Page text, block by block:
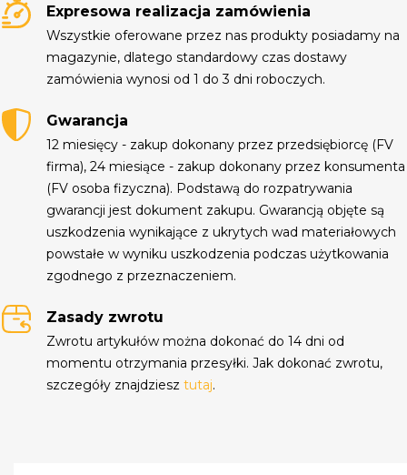
Expresowa realizacja zamówienia
Wszystkie oferowane przez nas produkty posiadamy na
magazynie, dlatego standardowy czas dostawy
zamówienia wynosi od 1 do 3 dni roboczych.
Gwarancja
12 miesięcy - zakup dokonany przez przedsiębiorcę (FV
firma), 24 miesiące - zakup dokonany przez konsumenta
(FV osoba fizyczna). Podstawą do rozpatrywania
gwarancji jest dokument zakupu. Gwarancją objęte są
uszkodzenia wynikające z ukrytych wad materiałowych
powstałe w wyniku uszkodzenia podczas użytkowania
zgodnego z przeznaczeniem.
Zasady zwrotu
Zwrotu artykułów można dokonać do 14 dni od
momentu otrzymania przesyłki. Jak dokonać zwrotu,
szczegóły znajdziesztutaj.